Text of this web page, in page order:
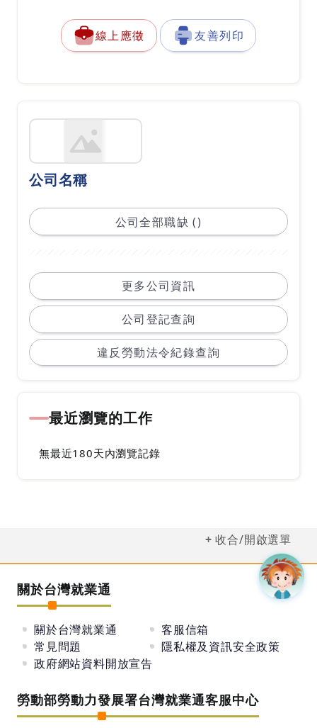
線上應徵 友善列印
公司名稱
公司全部職缺 ()
更多公司資訊
公司登記查詢
違反勞動法令紀錄查詢
最近瀏覽的工作
無最近180天內瀏覽記錄
收合/開啟選單
關於台灣就業通
關於台灣就業通
客服信箱
常見問題
隱私權及資訊安全政策
政府網站資料開放宣告
勞動部勞動力發展署台灣就業通客服中心